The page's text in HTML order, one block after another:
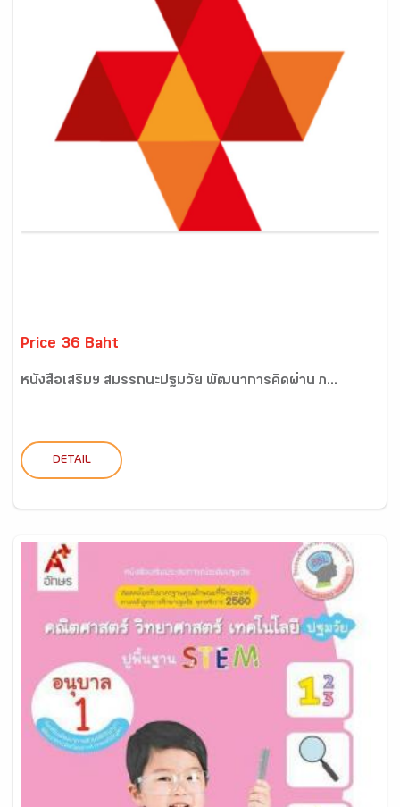
Price 36 Baht
หนังสือเสริมฯ สมรรถนะปฐมวัย พัฒนาการคิดผ่าน ภ...
DETAIL